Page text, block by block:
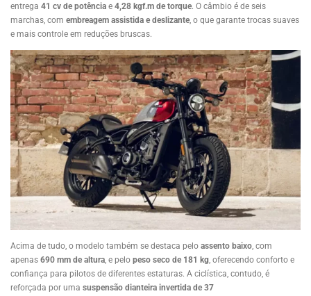
entrega 41 cv de potência e 4,28 kgf.m de torque. O câmbio é de seis
marchas, com embreagem assistida e deslizante, o que garante trocas suaves
e mais controle em reduções bruscas.
Acima de tudo, o modelo também se destaca pelo assento baixo, com
apenas 690 mm de altura, e pelo peso seco de 181 kg, oferecendo conforto e
confiança para pilotos de diferentes estaturas. A ciclística, contudo, é
reforçada por uma suspensão dianteira invertida de 37